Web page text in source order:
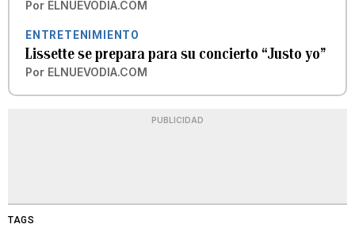
Por ELNUEVODIA.COM
ENTRETENIMIENTO
Lissette se prepara para su concierto “Justo yo”
Por ELNUEVODIA.COM
PUBLICIDAD
TAGS